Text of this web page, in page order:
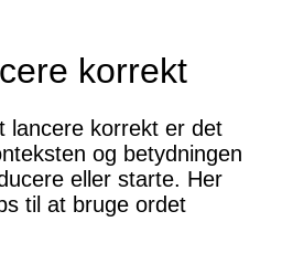
korrekt
lancere korrekt er det
og betydningen
eller starte. Her
til at bruge ordet